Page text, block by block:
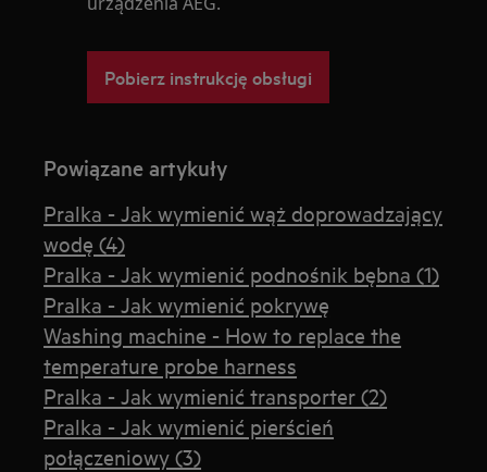
Pobierz instrukcję obsługi
Powiązane artykuły
Pralka - Jak wymienić wąż doprowadzający
wodę (4)
Pralka - Jak wymienić podnośnik bębna (1)
Pralka - Jak wymienić pokrywę
Washing machine - How to replace the
temperature probe harness
Pralka - Jak wymienić transporter (2)
Pralka - Jak wymienić pierścień
połączeniowy (3)